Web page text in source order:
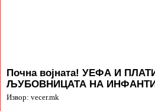
Почна војната! УЕФА И
ЉУБОВНИЦАТА НА
Извор: vecer.mk